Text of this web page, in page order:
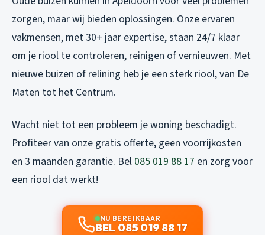
zorgen, maar wij bieden oplossingen. Onze ervaren
vakmensen, met 30+ jaar expertise, staan 24/7 klaar
om je riool te controleren, reinigen of vernieuwen. Met
nieuwe buizen of relining heb je een sterk riool, van De
Maten tot het Centrum.
Wacht niet tot een probleem je woning beschadigt.
Profiteer van onze gratis offerte, geen voorrijkosten
en 3 maanden garantie. Bel 085 019 88 17 en zorg voor
een riool dat werkt!
NU BEREIKBAAR
BEL 085 019 88 17